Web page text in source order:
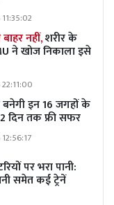
नहीं,शरीर के
ने खोज निकाला इसे
इन 16 जगहों के
दिन तक फ्री सफर
पर भरा पानी:
समेत कई ट्रेनें